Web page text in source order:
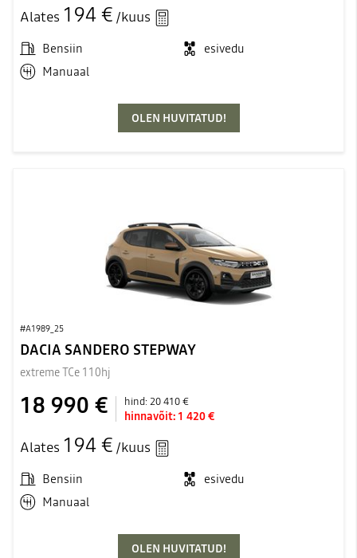
Alates 194 € /kuus
Bensiin
esivedu
Manuaal
OLEN HUVITATUD!
#A1989_25
DACIA SANDERO STEPWAY
extreme TCe 110hj
18 990 € hind:20 410 €
hinnavõit: 1 420 €
Alates 194 € /kuus
Bensiin
esivedu
Manuaal
OLEN HUVITATUD!